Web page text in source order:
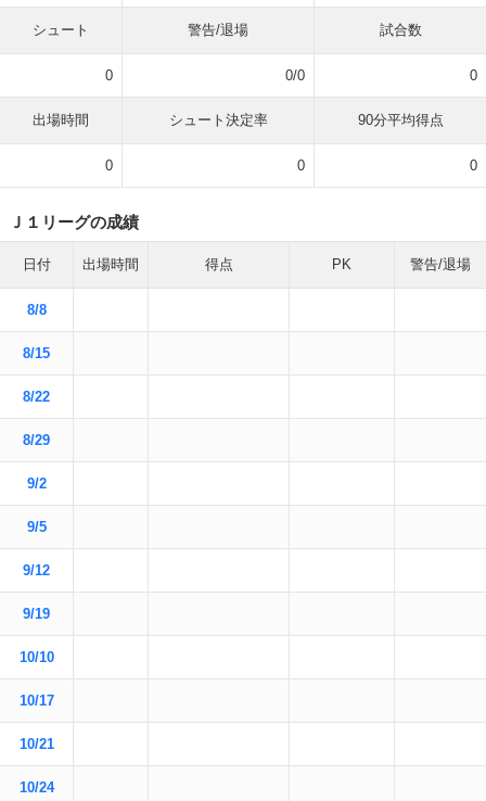
シュート 警告/退場 試合数
0 0/0 0
出場時間 シュート決定率 90分平均得点
0 0 0
Ｊ１リーグの成績
日付 出場時間 得点 PK 警告/退場
8/8
8/15
8/22
8/29
9/2
9/5
9/12
9/19
10/10
10/17
10/21
10/24